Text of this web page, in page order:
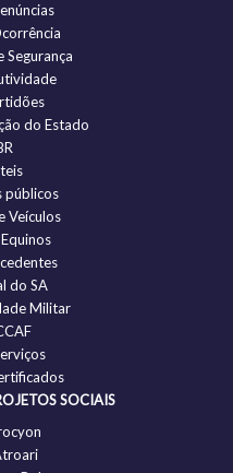
Segurança
do Estado
públicos
Veículos
do SA
Militar
SOCIAIS